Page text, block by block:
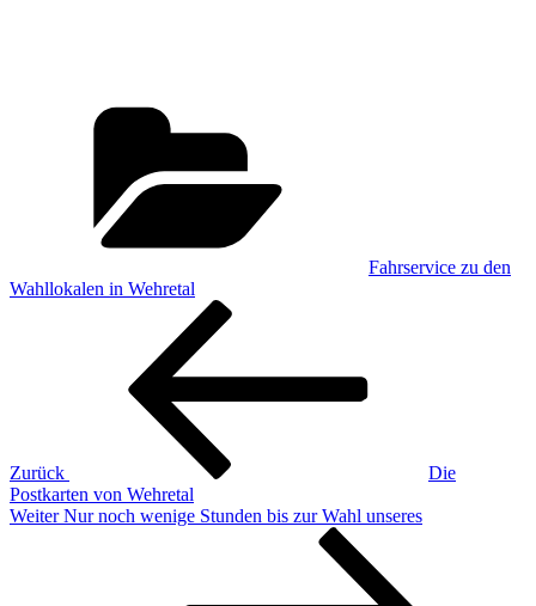
Fahrservice zu den
Wahllokalen in Wehretal
Beitragsnavigation
Zurück
Die
Postkarten von Wehretal
Nächster
Weiter Nur noch wenige Stunden bis zur Wahl unseres